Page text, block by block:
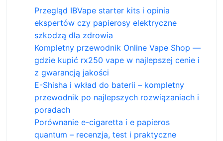
Przegląd IBVape starter kits i opinia
ekspertów czy papierosy elektryczne
szkodzą dla zdrowia
Kompletny przewodnik Online Vape Shop —
gdzie kupić rx250 vape w najlepszej cenie i
z gwarancją jakości
E-Shisha i wkład do baterii – kompletny
przewodnik po najlepszych rozwiązaniach i
poradach
Porównanie e-cigaretta i e papieros
quantum – recenzja, test i praktyczne